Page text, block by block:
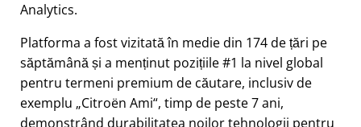
Analytics.
Platforma a fost vizitată în medie din 174 de țări pe
săptămână și a menținut pozițiile #1 la nivel global
pentru termeni premium de căutare, inclusiv de
exemplu Citroën Ami , timp de peste 7 ani,
demonstrând durabilitatea noilor tehnologii pentru